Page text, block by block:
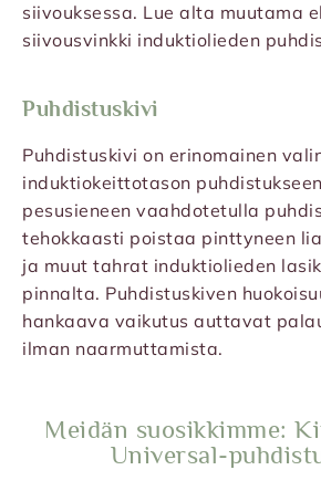
siivouksessa. Lue alta muutama
siivousvinkki induktiolieden
Puhdistuskivi
Puhdistuskivi on erinomainen
induktiokeittotason
pesusieneen vaahdotetulla
tehokkaasti poistaa pinttyneen
ja muut tahrat induktiolieden
pinnalta. Puhdistuskiven
hankaava vaikutus auttavat
ilman naarmuttamista.
Meidän suosikkimme:
Universal-